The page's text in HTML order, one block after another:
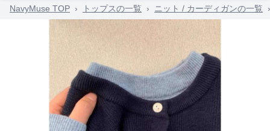
NavyMuse TOP › トップスの一覧 › ニット / カーディガンの一覧 ›